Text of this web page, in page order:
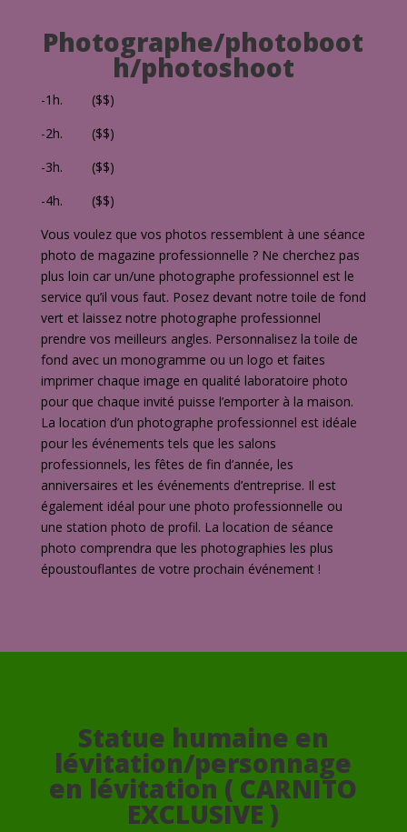
Photographe/photoboot
h/photoshoot
-1h. ($$)
-2h. ($$)
-3h. ($$)
-4h. ($$)
Vous voulez que vos photos ressemblent à une séance
photo de magazine professionnelle ? Ne cherchez pas
plus loin car un/une photographe professionnel est le
service qu’il vous faut. Posez devant notre toile de fond
vert et laissez notre photographe professionnel
prendre vos meilleurs angles. Personnalisez la toile de
fond avec un monogramme ou un logo et faites
imprimer chaque image en qualité laboratoire photo
pour que chaque invité puisse l’emporter à la maison.
La location d’un photographe professionnel est idéale
pour les événements tels que les salons
professionnels, les fêtes de fin d’année, les
anniversaires et les événements d’entreprise. Il est
également idéal pour une photo professionnelle ou
une station photo de profil. La location de séance
photo comprendra que les photographies les plus
époustouflantes de votre prochain événement !
Statue humaine en
lévitation/personnage
en lévitation ( CARNITO
EXCLUSIVE )